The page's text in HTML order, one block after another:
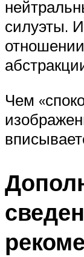
силуэты.
Чем